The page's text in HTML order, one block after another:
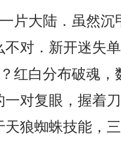
片大陆．虽然沉
对．新开迷失
红白分布破魂，
对复眼，握着
天狼蜘蛛技能，